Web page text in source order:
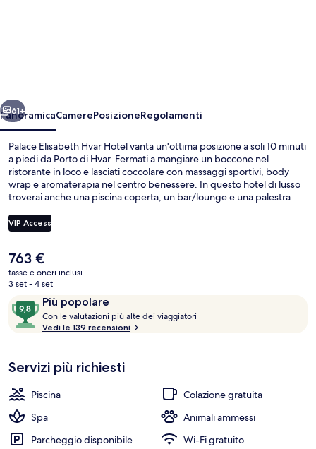
Avanti
61+
PanoramicaCamerePosizioneRegolamenti
Palace Elisabeth Hvar Hotel vanta un'ottima posizione a soli 10 minuti
a piedi da Porto di Hvar. Fermati a mangiare un boccone nel
ristorante in loco e lasciati coccolare con massaggi sportivi, body
wrap e aromaterapia nel centro benessere. In questo hotel di lusso
troverai anche una piscina coperta, un bar/lounge e una palestra
gentile della struttura.
VIP Access
Il
prezzo
attuale
763 €
763 €
tasse e oneri inclusi
3 set - 4 set
RecensioniPiù popolare
9,8
su
10,
popolare
Con le valutazioni più alte dei viaggiatori
a
u
Vedi le 139 recensioni
Servizi più richiesti
Piscina
Colazione gratuita
Spa
Animali ammessi
Parcheggio disponibile
Wi-Fi gratuito